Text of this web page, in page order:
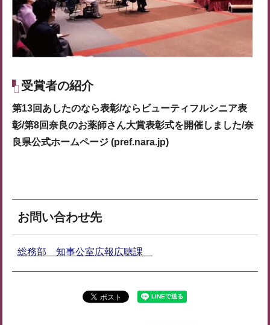
受賞者の紹介
第13回あしたのなら表彰/ならビューティフルシニア表
彰/第8回奈良のお薬師さん大賞表彰式を開催しました/奈
良県公式ホームページ (pref.nara.jp)
お問い合わせ先
総務部 知事公室広報広聴課